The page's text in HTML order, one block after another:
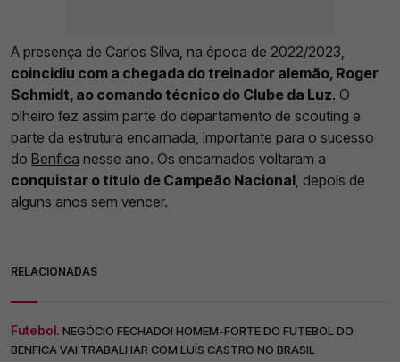
A presença de Carlos Silva, na época de 2022/2023,
coincidiu com a chegada do treinador alemão, Roger
Schmidt, ao comando técnico do Clube da Luz. O
olheiro fez assim parte do departamento de scouting e
parte da estrutura encarnada, importante para o sucesso
do Benfica nesse ano. Os encarnados voltaram a
conquistar o título de Campeão Nacional, depois de
alguns anos sem vencer.
RELACIONADAS
Futebol. NEGÓCIO FECHADO! HOMEM-FORTE DO FUTEBOL DO
BENFICA VAI TRABALHAR COM LUÍS CASTRO NO BRASIL